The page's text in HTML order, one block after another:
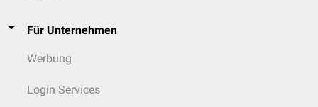
Für Unternehmen
Werbung
Login Services